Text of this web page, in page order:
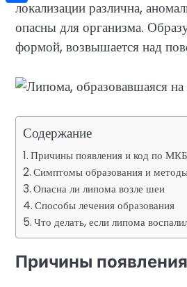
локализации различна,
опасны для организма.
формой, возвышается над
Содержание
Причины появления и код по
Симптомы образования и
Опасна ли липома возле шеи
Способы лечения образования
Что делать, если липома
Причины
Отправить